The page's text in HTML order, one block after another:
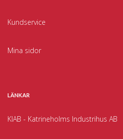
Kundservice
Mina sidor
LÄNKAR
KIAB - Katrineholms Industrihus AB